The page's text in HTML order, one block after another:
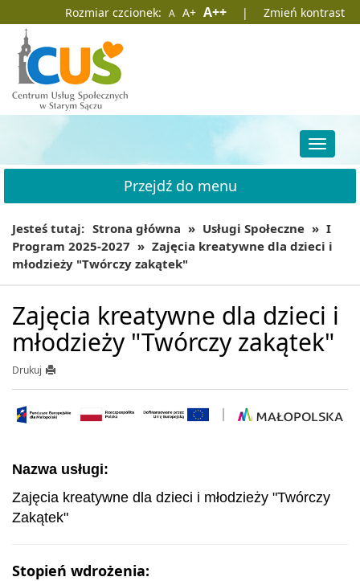
do
głównej
treści
do
wyszukiwarki
Rozmiar czcionek:
Domyślna
czcionka
A Większa
czcionka
A+ Największa
czcionka
A++ | Zmień kontrast
Przełącz
Przejdź do menu
Jesteś tutaj: Strona główna » Usługi Społeczne » I
Program 2025-2027 » Zajęcia kreatywne dla dzieci i
młodzieży "Twórczy zakątek"
Zajęcia kreatywne dla dzieci i
młodzieży "Twórczy zakątek"
Drukuj
Nazwa usługi:
Zajęcia kreatywne dla dzieci i młodzieży "Twórczy
Zakątek"
Stopień wdrożenia: